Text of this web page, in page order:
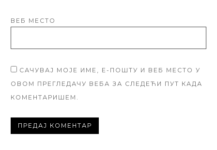
ВЕБ МЕСТО
САЧУВАЈ МОЈЕ ИМЕ, Е-ПОШТУ И ВЕБ МЕСТО У
ОВОМ ПРЕГЛЕДАЧУ ВЕБА ЗА СЛЕДЕЋИ ПУТ КАДА
КОМЕНТАРИШЕМ.